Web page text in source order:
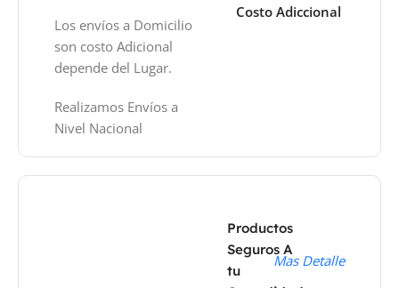
Los envíos a Domicilio
son costo Adicional
depende del Lugar.
Realizamos Envíos a
Nivel Nacional
Costo Adiccional
Productos
Seguros A
tu
Mas Detalle